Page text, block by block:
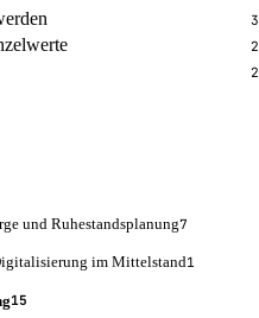
3
2
2
und Ruhestandsplanung7
im Mittelstand1
15